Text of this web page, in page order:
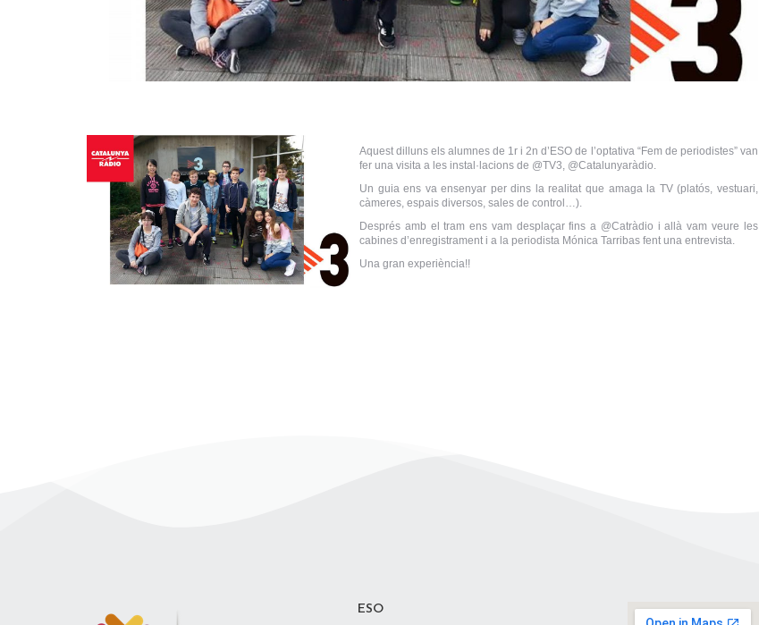
Aquest dilluns els alumnes de 1r i 2n d’ESO de l’optativa “Fem de periodistes” van
fer una visita a les instal·lacions de @TV3, @Catalunyaràdio.
Un guia ens va ensenyar per dins la realitat que amaga la TV (platós, vestuari,
càmeres, espais diversos, sales de control…).
Després amb el tram ens vam desplaçar fins a @Catràdio i allà vam veure les
cabines d’enregistrament i a la periodista Mónica Tarribas fent una entrevista.
Una gran experiència!!
ESO